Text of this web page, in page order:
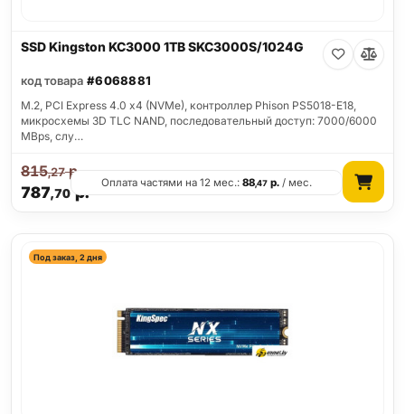
SSD Kingston KC3000 1TB SKC3000S/1024G
код товара #6068881
M.2, PCI Express 4.0 x4 (NVMe), контроллер Phison PS5018-E18,
микросхемы 3D TLC NAND, последовательный доступ: 7000/6000
MBps, слу…
787,70р.
815,27р.
Оплата частями на 12 мес.:88,47 р. / мес.
Под заказ, 2 дня